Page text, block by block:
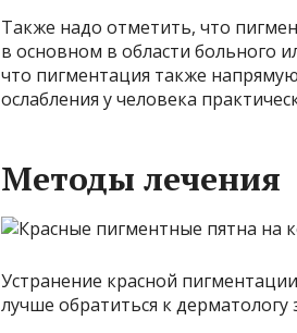
Также надо отметить, что
в основном в области больного
что пигментация также
ослабления у человека
Методы лечения
Устранение красной
лучше обратиться к дерматологу